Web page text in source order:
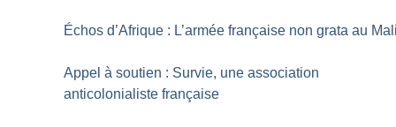
Échos d’Afrique : L’armée française non grata au
Appel à soutien : Survie, une association
anticolonialiste française